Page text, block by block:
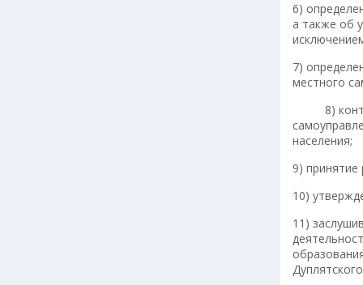
6)
а также об
7)
местного
8)
населения;
9) принятие
10)
11)